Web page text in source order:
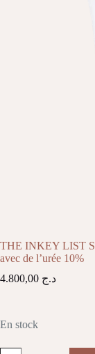
THE INKEY LIST
avec de l’urée 10%
د.ج
En stock